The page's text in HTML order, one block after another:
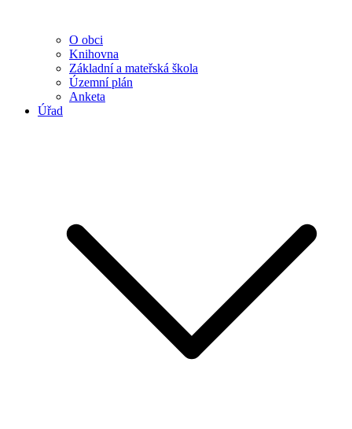
O obci
Knihovna
Základní a mateřská škola
Územní plán
Anketa
Úřad